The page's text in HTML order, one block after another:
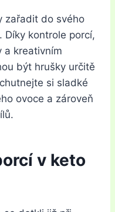
zařadit do svého
Díky kontrole porcí,
a kreativním
být hrušky určitě
si sladké
ovoce a zároveň
v keto